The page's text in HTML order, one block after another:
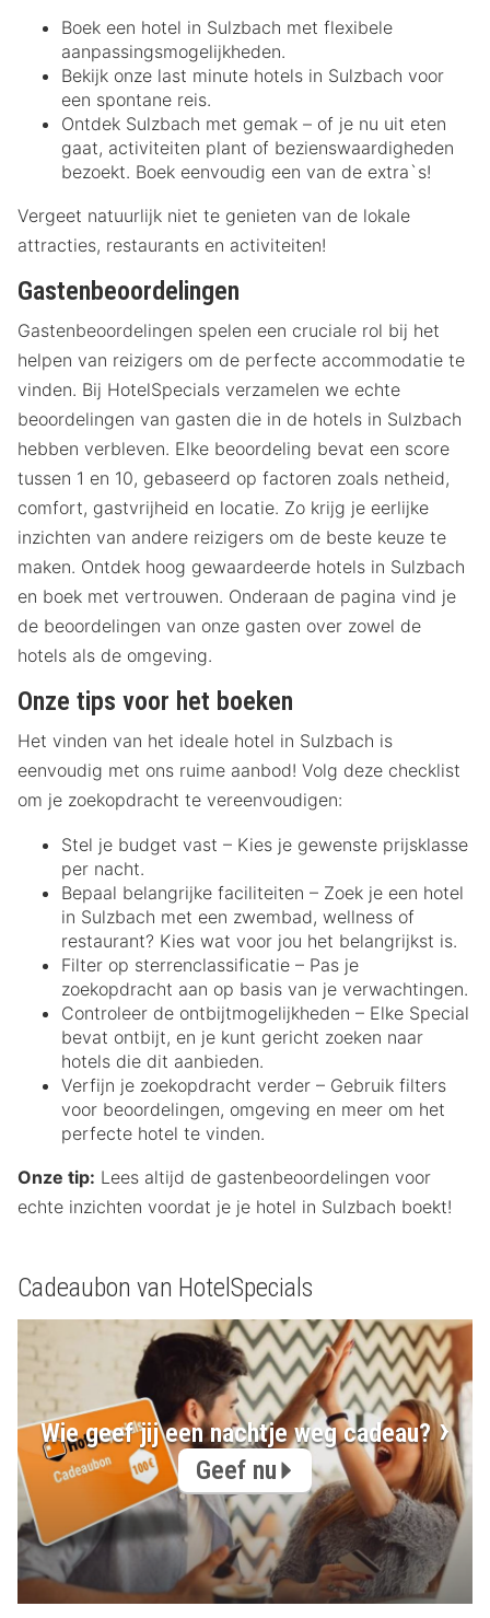
Boek een hotel in Sulzbach met flexibele
aanpassingsmogelijkheden.
Bekijk onze last minute hotels in Sulzbach voor
een spontane reis.
Ontdek Sulzbach met gemak – of je nu uit eten
gaat, activiteiten plant of bezienswaardigheden
bezoekt. Boek eenvoudig een van de extra`s!
Vergeet natuurlijk niet te genieten van de lokale
attracties, restaurants en activiteiten!
Gastenbeoordelingen
Gastenbeoordelingen spelen een cruciale rol bij het
helpen van reizigers om de perfecte accommodatie te
vinden. Bij HotelSpecials verzamelen we echte
beoordelingen van gasten die in de hotels in Sulzbach
hebben verbleven. Elke beoordeling bevat een score
tussen 1 en 10, gebaseerd op factoren zoals netheid,
comfort, gastvrijheid en locatie. Zo krijg je eerlijke
inzichten van andere reizigers om de beste keuze te
maken. Ontdek hoog gewaardeerde hotels in Sulzbach
en boek met vertrouwen. Onderaan de pagina vind je
de beoordelingen van onze gasten over zowel de
hotels als de omgeving.
Onze tips voor het boeken
Het vinden van het ideale hotel in Sulzbach is
eenvoudig met ons ruime aanbod! Volg deze checklist
om je zoekopdracht te vereenvoudigen:
Stel je budget vast – Kies je gewenste prijsklasse
per nacht.
Bepaal belangrijke faciliteiten – Zoek je een hotel
in Sulzbach met een zwembad, wellness of
restaurant? Kies wat voor jou het belangrijkst is.
Filter op sterrenclassificatie – Pas je
zoekopdracht aan op basis van je verwachtingen.
Controleer de ontbijtmogelijkheden – Elke Special
bevat ontbijt, en je kunt gericht zoeken naar
hotels die dit aanbieden.
Verfijn je zoekopdracht verder – Gebruik filters
voor beoordelingen, omgeving en meer om het
perfecte hotel te vinden.
Onze tip: Lees altijd de gastenbeoordelingen voor
echte inzichten voordat je je hotel in Sulzbach boekt!
Cadeaubon van HotelSpecials
Wie geef jij een nachtje weg cadeau?
Geef nu